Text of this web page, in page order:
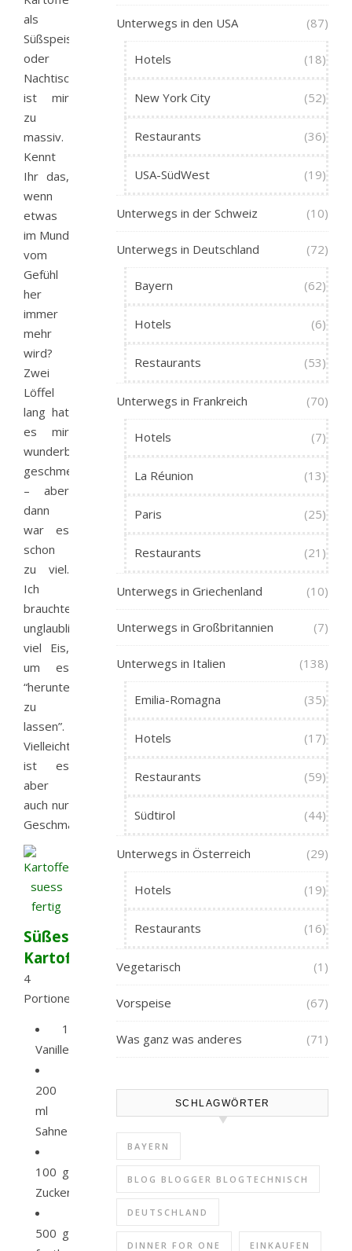
als
Süßspeise
oder
Nachtisch
ist mir
zu
massiv.
Kennt
Ihr das,
wenn
etwas
im Mund
vom
Gefühl
her
immer
mehr
wird?
Zwei
Löffel
lang hat
es mir
wunderbar
geschmeckt
– aber
dann
war es
schon
zu viel.
Ich
brauchte
unglaublich
viel Eis,
um es
“herunterrutschen
zu
lassen”.
Vielleicht
ist es
aber
auch nur
Geschmacksache.
Süßes
Kartoffelgratin
4
Portionen
1
Vanilleschote
200
ml
Sahne
100 g
Zucker
500 g
Unterwegs in den USA (87)
Hotels (18)
New York City (52)
Restaurants (36)
USA-SüdWest (19)
Unterwegs in der Schweiz (10)
Unterwegs in Deutschland (72)
Bayern (62)
Hotels (6)
Restaurants (53)
Unterwegs in Frankreich (70)
Hotels (7)
La Réunion (13)
Paris (25)
Restaurants (21)
Unterwegs in Griechenland (10)
Unterwegs in Großbritannien (7)
Unterwegs in Italien (138)
Emilia-Romagna (35)
Hotels (17)
Restaurants (59)
Südtirol (44)
Unterwegs in Österreich (29)
Hotels (19)
Restaurants (16)
Vegetarisch (1)
Vorspeise (67)
Was ganz was anderes (71)
SCHLAGWÖRTER
BAYERN
BLOG BLOGGER BLOGTECHNISCH
DEUTSCHLAND
DINNER FOR ONE EINKAUFEN